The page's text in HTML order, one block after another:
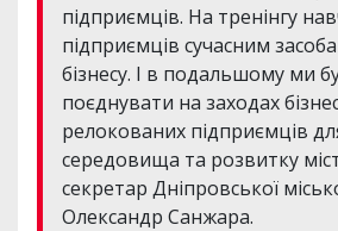
підприємців. На тренінгу
підприємців сучасним
бізнесу. І в подальшому ми
поєднувати на заходах
релокованих підприємців
середовища та розвитку
секретар Дніпровської
Олександр Санжара.